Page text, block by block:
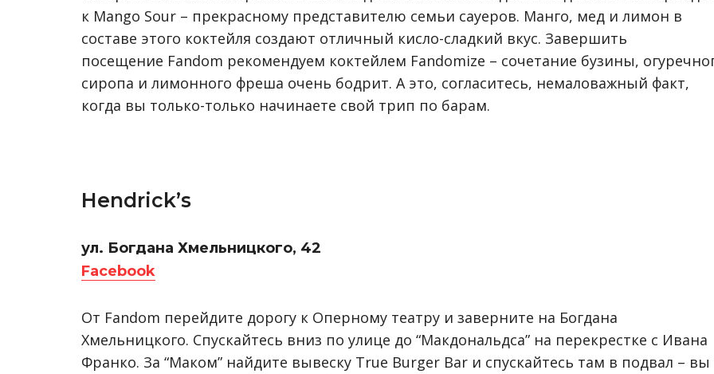
к Mango Sour – прекрасному представителю семьи сауеров. Манго, мед и лимон в
составе этого коктейля создают отличный кисло-сладкий вкус. Завершить
посещение Fandom рекомендуем коктейлем Fandomize – сочетание бузины,
сиропа и лимонного фреша очень бодрит. А это, согласитесь, немаловажный факт,
когда вы только-только начинаете свой трип по барам.
Hendrick’s
ул. Богдана Хмельницкого, 42
Facebook
От Fandom перейдите дорогу к Оперному театру и заверните на Богдана
Хмельницкого. Спускайтесь вниз по улице до “Макдональдса” на перекрестке с Ивана
Франко. За “Маком” найдите вывеску True Burger Bar и спускайтесь там в подвал – вы